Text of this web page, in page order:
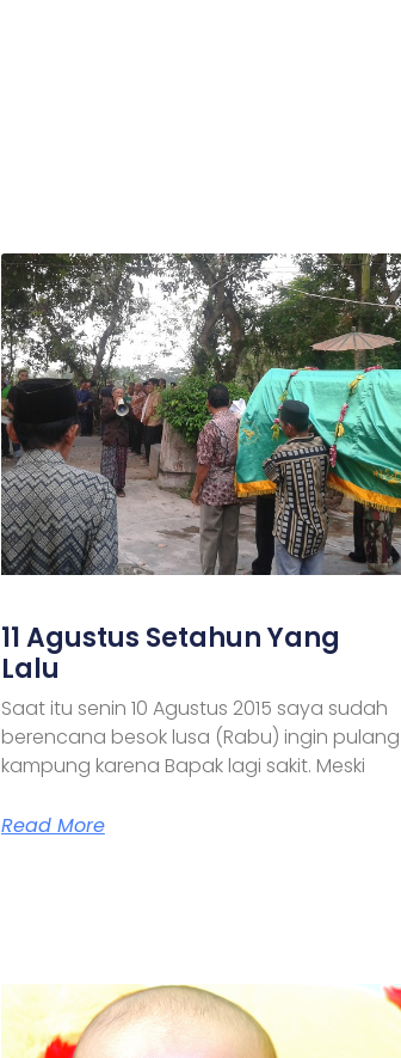
11 Agustus Setahun Yang
Lalu
Saat itu senin 10 Agustus 2015 saya sudah
berencana besok lusa (Rabu) ingin pulang
kampung karena Bapak lagi sakit. Meski
Read More